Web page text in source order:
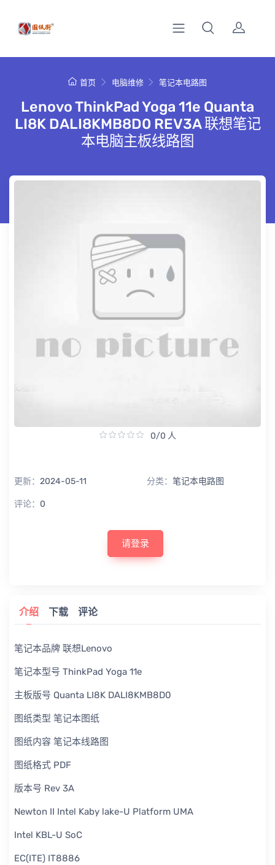
首页 电脑维修 笔记本电路图
Lenovo ThinkPad Yoga 11e Quanta
LI8K DALI8KMB8D0 REV3A 联想笔记
本电脑主板线路图
0/0 人
更新： 2024-05-11 分类： 笔记本电路图
评论： 0
请登录
介绍 下载 评论
笔记本品牌 联想Lenovo
笔记本型号 ThinkPad Yoga 11e
主板版号 Quanta LI8K DALI8KMB8D0
图纸类型 笔记本图纸
图纸内容 笔记本线路图
图纸格式 PDF
版本号 Rev 3A
Newton II Intel Kaby lake-U Platform UMA
Intel KBL-U SoC
EC(ITE) IT8886